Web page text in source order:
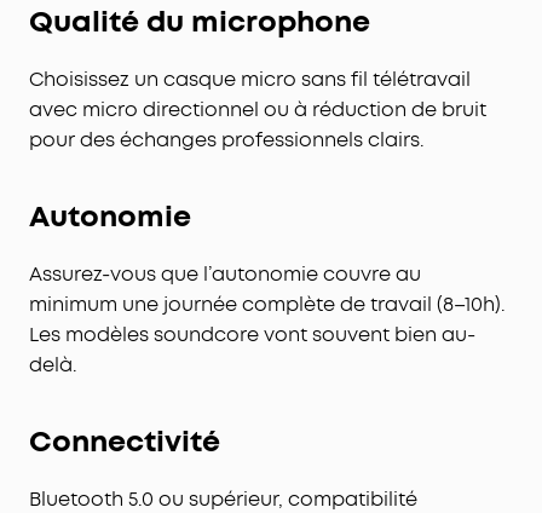
Qualité du microphone
Choisissez un casque micro sans fil télétravail
avec micro directionnel ou à réduction de bruit
pour des échanges professionnels clairs.
Autonomie
Assurez-vous que l’autonomie couvre au
minimum une journée complète de travail (8–10h).
Les modèles soundcore vont souvent bien au-
delà.
Connectivité
Bluetooth 5.0 ou supérieur, compatibilité